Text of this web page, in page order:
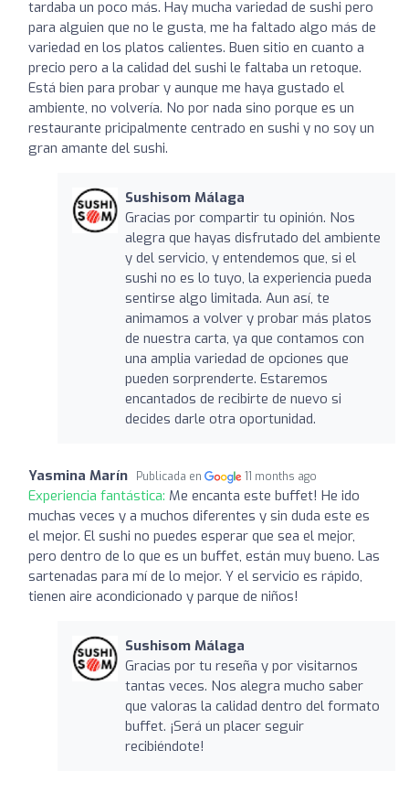
tardaba un poco más. Hay mucha variedad de sushi pero
para alguien que no le gusta, me ha faltado algo más de
variedad en los platos calientes. Buen sitio en cuanto a
precio pero a la calidad del sushi le faltaba un retoque.
Está bien para probar y aunque me haya gustado el
ambiente, no volvería. No por nada sino porque es un
restaurante pricipalmente centrado en sushi y no soy un
gran amante del sushi.
Sushisom Málaga
Gracias por compartir tu opinión. Nos
alegra que hayas disfrutado del ambiente
y del servicio, y entendemos que, si el
sushi no es lo tuyo, la experiencia pueda
sentirse algo limitada. Aun así, te
animamos a volver y probar más platos
de nuestra carta, ya que contamos con
una amplia variedad de opciones que
pueden sorprenderte. Estaremos
encantados de recibirte de nuevo si
decides darle otra oportunidad.
Yasmina Marín Publicada en 11 months ago
Experiencia fantástica: Me encanta este buffet! He ido
muchas veces y a muchos diferentes y sin duda este es
el mejor. El sushi no puedes esperar que sea el mejor,
pero dentro de lo que es un buffet, están muy bueno. Las
sartenadas para mí de lo mejor. Y el servicio es rápido,
tienen aire acondicionado y parque de niños!
Sushisom Málaga
Gracias por tu reseña y por visitarnos
tantas veces. Nos alegra mucho saber
que valoras la calidad dentro del formato
buffet. ¡Será un placer seguir
recibiéndote!